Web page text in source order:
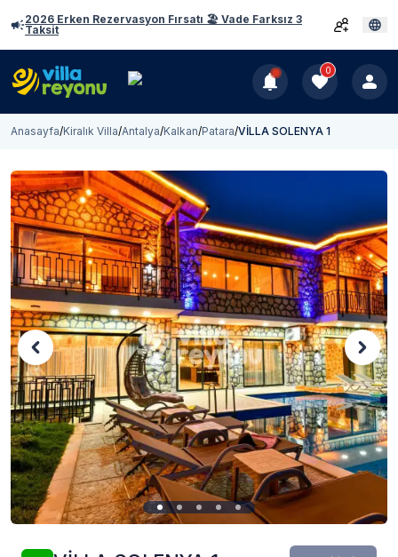
2026 Erken Rezervasyon Fırsatı 🏖️ Vade Farksız 3
Taksit
0
Anasayfa/Kiralık Villa/Antalya/Kalkan/Patara/VİLLA SOLENYA 1